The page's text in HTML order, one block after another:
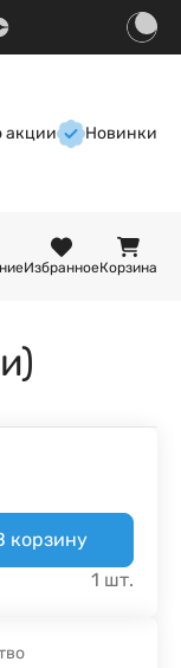
акции Новинки
ИзбранноеКорзина
корзину
1 шт.